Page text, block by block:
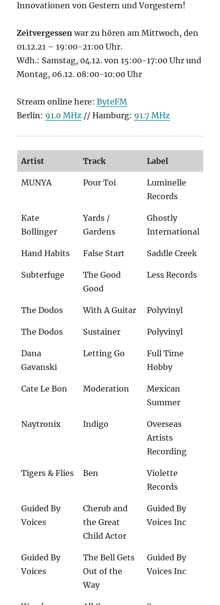
Innovationen von Gestern und Vorgestern!
Zeitvergessenwar zu hören am Mittwoch, den
01.12.21 – 19:00-21:00 Uhr.
Wdh.: Samstag, 04.12. von 15:00-17:00 Uhr und
Montag, 06.12. 08:00-10:00 Uhr
Stream online here:ByteFM
Berlin: 91.0 MHz // Hamburg: 91.7 MHz
Artist Track Label
MUNYA Pour Toi
Luminelle
Records
Kate
Bollinger
Yards /
Gardens
Ghostly
International
Hand Habits False Start Saddle Creek
Subterfuge
The Good
Good
Less Records
The Dodos With A Guitar Polyvinyl
The Dodos Sustainer Polyvinyl
Dana
Gavanski
Letting Go
Full Time
Hobby
Cate Le Bon Moderation
Mexican
Summer
Naytronix Indigo
Overseas
Artists
Recording
Tigers & Flies Ben
Violette
Records
Guided By
Voices
Cherub and
the Great
Child Actor
Guided By
Voices Inc
Guided By
Voices
The Bell Gets
Out of the
Way
Guided By
Voices Inc